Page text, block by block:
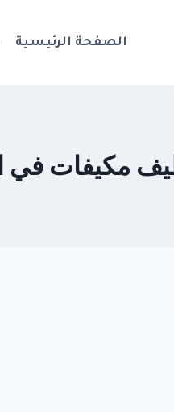
الصفحة الرئيسية
في الفلج –